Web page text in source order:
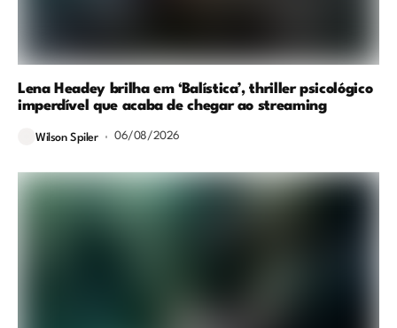
Lena Headey brilha em ‘Balística’, thriller psicológico
imperdível que acaba de chegar ao streaming
Wilson Spiler 06/08/2026